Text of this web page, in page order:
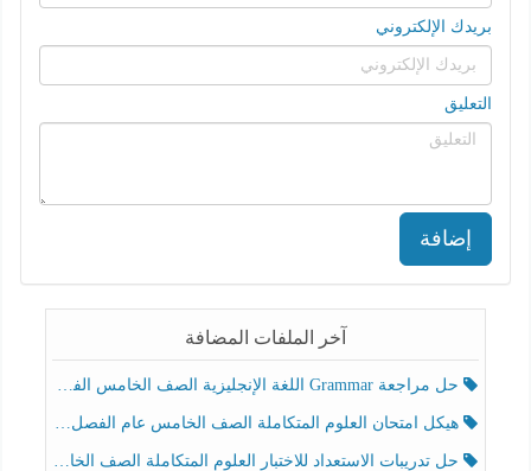
بريدك الإلكتروني
التعليق
إضافة
آخر الملفات المضافة
حل مراجعة Grammar اللغة الإنجليزية الصف الخامس الفصل الثالث
هيكل امتحان العلوم المتكاملة الصف الخامس عام الفصل الدراسي الثالث 2025-2026
حل تدريبات الاستعداد للاختبار العلوم المتكاملة الصف الخامس عام الفصل الثالث